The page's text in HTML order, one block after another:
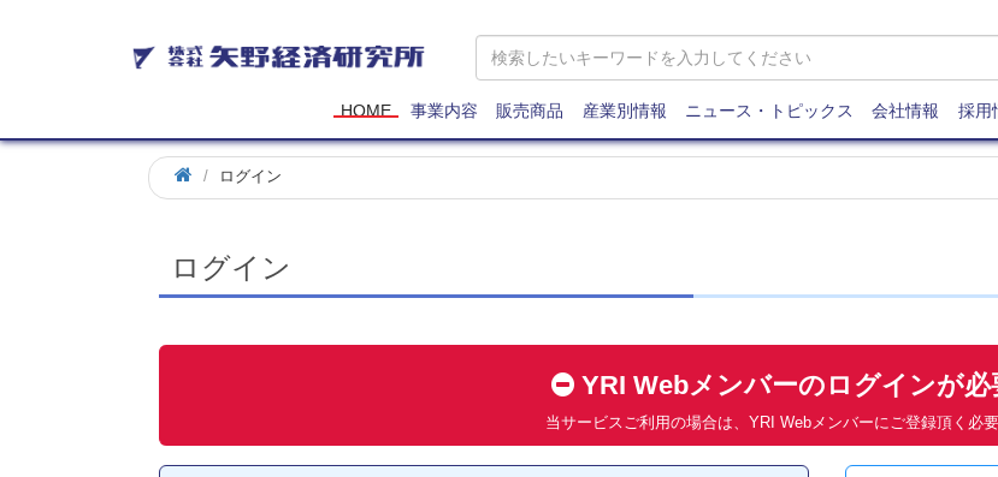
矢
野
研
究
所
HOME 事業内容 販売商品 産業別情報 ニュース・トピックス 会社情報 採用
ログイン
ログイン
YRI Webメンバーのログインが必
当サービスご利用の場合は、YRI Webメンバーにご登録頂く必要